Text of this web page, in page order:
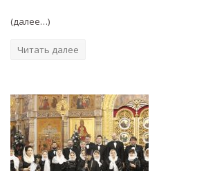
(далее…)
Читать далее